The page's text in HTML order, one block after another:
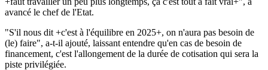
avancé le chef de l'Etat.
"S'il nous dit +c'est à l'équilibre en 2025+, on n'aura pas besoin de
(le) faire", a-t-il ajouté, laissant entendre qu'en cas de besoin de
financement, c'est l'allongement de la durée de cotisation qui sera la
piste privilégiée.